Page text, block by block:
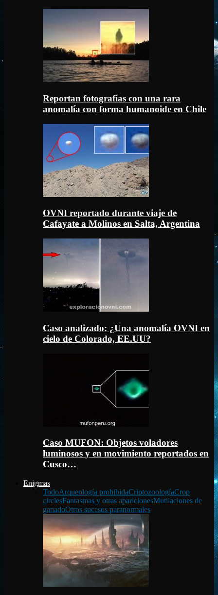
Reportan fotografías con una rara
anomalía con forma humanoide en Chile
OVNI reportado durante viaje de
Cafayate a Molinos en Salta, Argentina
Caso analizado: ¿Una anomalía OVNI en
cielo de Colorado, EE.UU?
Caso MUFON: Objetos voladores
luminosos y en movimiento reportados en
Cusco…
Enigmas
TodoArqueología prohibidaCriptozoologíaCrop
circlesFantasmas y otras aparicionesMutilaciones de
ganadoOtros sucesos paranormales